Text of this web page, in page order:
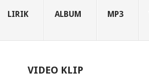
LIRIK ALBUM MP3
VIDEO KLIP